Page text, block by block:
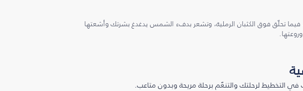
تحلّق فوق الكثبان الرملية، وتشعر بدفء الشمس يدغدغ بشرتك وأشعتها
التخطيط لرحلتك والتنعّم برحلة مريحة وبدون متاعب.